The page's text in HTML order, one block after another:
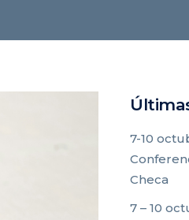
7-10
Checa
7 – 10